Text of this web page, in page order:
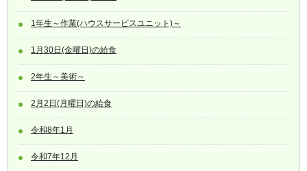
1年生～作業(ハウスサービスユニット)～
1月30日(金曜日)の給食
2年生～美術～
2月2日(月曜日)の給食
令和8年1月
令和7年12月